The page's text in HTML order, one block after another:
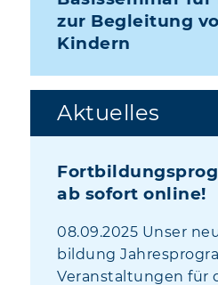
zur Begleitung
Kindern
Aktuelles
ab sofort online!
08.09.2025 Unser
bildung
Veranstaltungen für